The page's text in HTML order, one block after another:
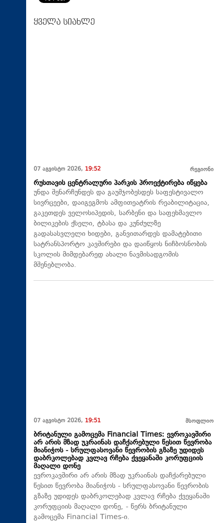
ყველა სიახლე
07 აგვისტო 2026, 19:52 რეგიონი
რუსთავის ცენტრალური პარკის პროექტირება იწყება
უნდა შენარჩუნდეს და გაუმჯობესდეს საფესტივალო
სივრცეები, დაიგეგმოს ამფითეატრის რეაბილიტაცია,
გაკეთდეს ველოსიპედის, სარბენი და საფეხმავლო
ბილიკების ქსელი, ტბასა და კუნძულზე
გადასასვლელი ხიდები, განვითარდეს დამატებითი
სატრანსპორტო კავშირები და დაიწყოს ნიჩბოსნობის
სკოლის მიმდებარედ ახალი ნავმისადგომის
მშენებლობა.
07 აგვისტო 2026, 19:51 მსოფლიო
ბრიტანული გამოცემა Financial Times: ევროკავშირი
არ არის მზად უკრაინას დაჩქარებული წესით წევრობა
მიანიჭოს - სრულფასოვანი წევრობის გზაზე უდიდეს
დაბრკოლებად კვლავ რჩება ქვეყანაში კორუფციის
მაღალი დონე
ევროკავშირი არ არის მზად უკრაინას დაჩქარებული
წესით წევრობა მიანიჭოს - სრულფასოვანი წევრობის
გზაზე უდიდეს დაბრკოლებად კვლავ რჩება ქვეყანაში
კორუფციის მაღალი დონე, - წერს ბრიტანული
გამოცემა Financial Times-ი.